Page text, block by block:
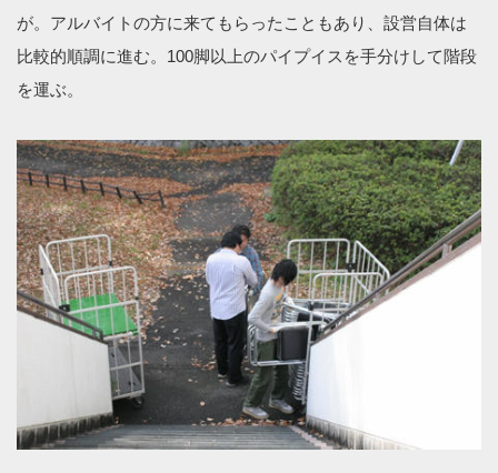
が。アルバイトの方に来てもらったこともあり、設営自体は
比較的順調に進む。100脚以上のパイプイスを手分けして階段
を運ぶ。